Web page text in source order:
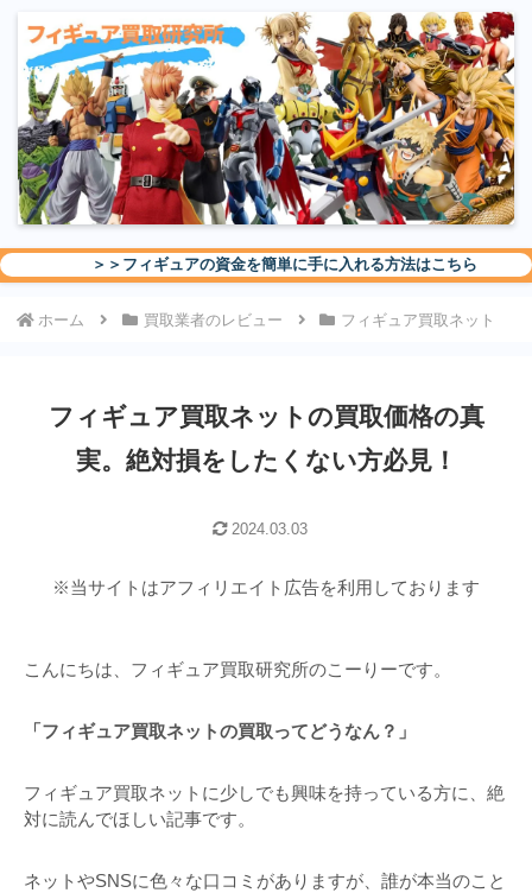
＞＞フィギュアの資金を簡単に手に入れる方法はこちら
ホーム 買取業者のレビュー フィギュア買取ネット
フィギュア買取ネットの買取価格の真
実。絶対損をしたくない方必見！
2024.03.03
※当サイトはアフィリエイト広告を利用しております
こんにちは、フィギュア買取研究所のこーりーです。
「フィギュア買取ネットの買取ってどうなん？」
フィギュア買取ネットに少しでも興味を持っている方に、絶
対に読んでほしい記事です。
ネットやSNSに色々な口コミがありますが、誰が本当のこと